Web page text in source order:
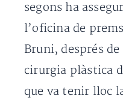
segons ha
l’oficina de
Bruni, després
cirurgia plàstica
que va tenir lloc